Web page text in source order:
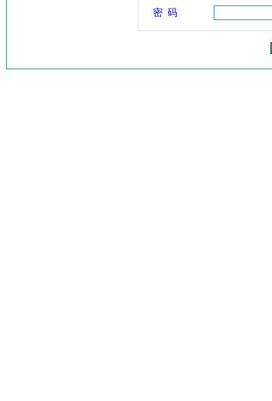
密 码